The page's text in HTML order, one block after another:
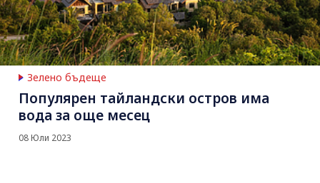
Зелено бъдеще
Популярен тайландски остров има
вода за още месец
08 Юли 2023